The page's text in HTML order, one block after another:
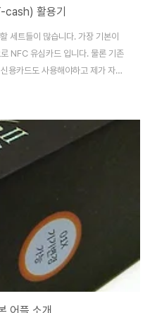
활용기
세트들이 많습니다. 가장 기본이
NFC 유심카드 입니다. 물론 기존
용카드도 사용해야하고 제가 자주
으로 교체했습니다. 예전에는 유심
제일 왼쪽에 보이는 주황색 'One
다시 쉽게 말하자면 스마트폰
심)'에 1인 5개까지 추가 유심을
있죠. 데이터는 사용할 수 있지만